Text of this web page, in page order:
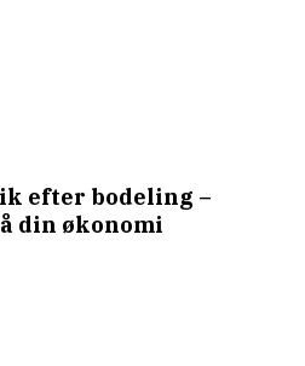
efter bodeling –
din økonomi